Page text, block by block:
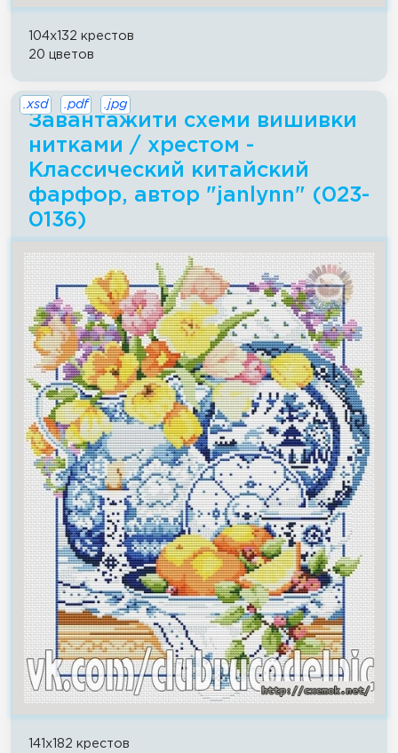
104x132 крестов
20 цветов
Завантажити схеми вишивки
нитками / хрестом -
Классический китайский
фарфор, автор "janlynn" (023-
0136)
.xsd .pdf .jpg
141x182 крестов